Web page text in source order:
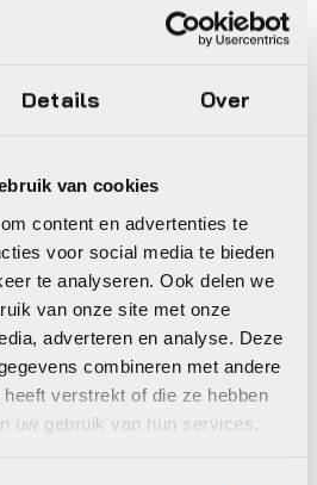
Details Over
van cookies
content en advertenties te
voor social media te bieden
te analyseren. Ook delen we
van onze site met onze
adverteren en analyse. Deze
combineren met andere
verstrekt of die ze hebben
uw gebruik van hun services.
Computers accessoires
en onderdelen
Closethegap
hidemybell raceday
bb (bmc/ics)
€61,99
Op voorraad in winkel